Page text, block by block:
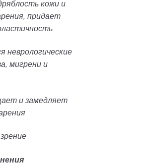
кожи и
придает
мигрени и
и замедляет